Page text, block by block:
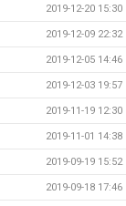
2019-12-20 15:30
2019-12-09 22:32
2019-12-05 14:46
2019-12-03 19:57
2019-11-19 12:30
2019-11-01 14:38
2019-09-19 15:52
2019-09-18 17:46